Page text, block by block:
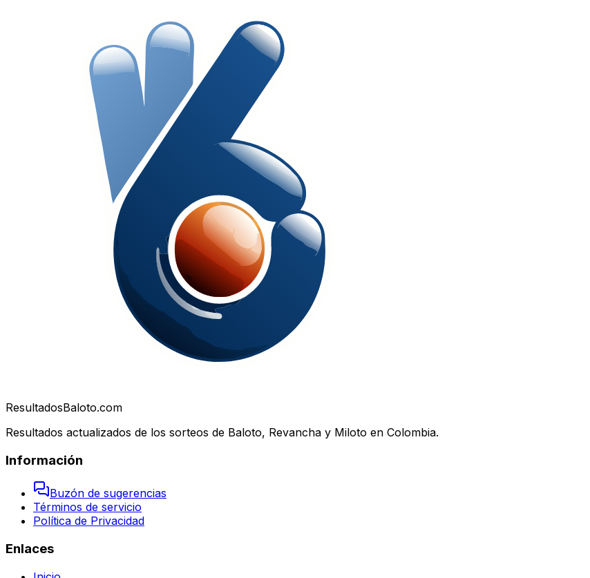
ResultadosBaloto.com
Resultados actualizados de los sorteos de Baloto, Revancha y Miloto en Colombia.
Información
Buzón de sugerencias
Términos de servicio
Política de Privacidad
Enlaces